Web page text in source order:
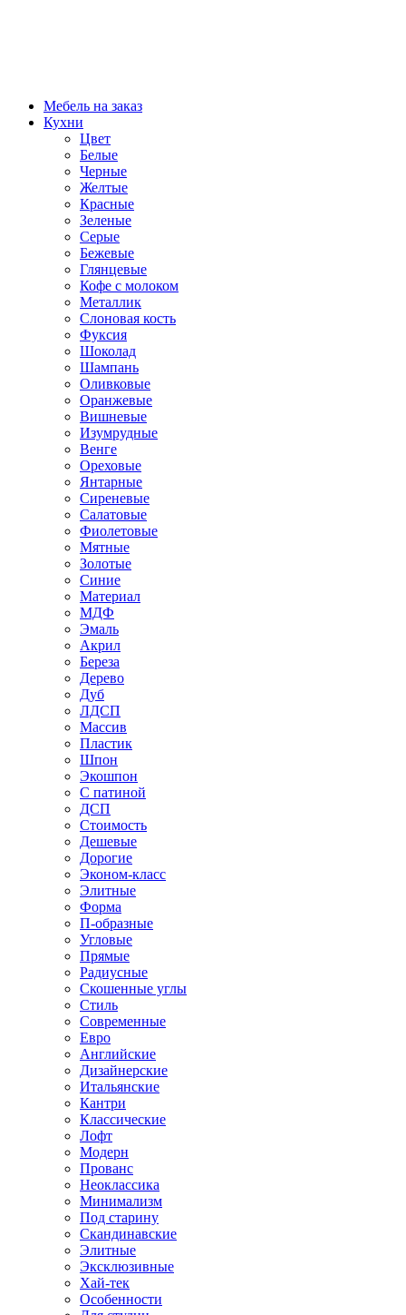
Мебель на заказ
Кухни
Цвет
Белые
Черные
Желтые
Красные
Зеленые
Серые
Бежевые
Глянцевые
Кофе с молоком
Металлик
Слоновая кость
Фуксия
Шоколад
Шампань
Оливковые
Оранжевые
Вишневые
Изумрудные
Венге
Ореховые
Янтарные
Сиреневые
Салатовые
Фиолетовые
Мятные
Золотые
Синие
Материал
МДФ
Эмаль
Акрил
Береза
Дерево
Дуб
ЛДСП
Массив
Пластик
Шпон
Экошпон
С патиной
ДСП
Стоимость
Дешевые
Дорогие
Эконом-класс
Элитные
Форма
П-образные
Угловые
Прямые
Радиусные
Скошенные углы
Стиль
Современные
Евро
Английские
Дизайнерские
Итальянские
Кантри
Классические
Лофт
Модерн
Прованс
Неоклассика
Минимализм
Под старину
Скандинавские
Элитные
Эксклюзивные
Хай-тек
Особенности